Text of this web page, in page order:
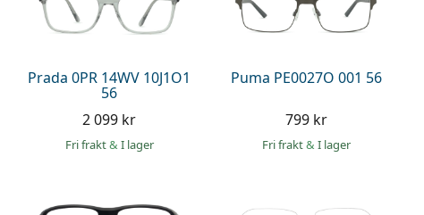
Prada 0PR 14WV 10J1O1
56
2 099 kr
Fri frakt& I lager
Puma PE0027O 001 56
799 kr
Fri frakt& I lager